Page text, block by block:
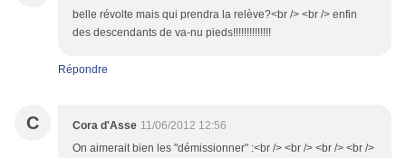
belle révolte mais qui prendra la relève?<br /> <br /> enfin
des descendants de va-nu pieds!!!!!!!!!!!!!!
Répondre
C Cora d'Asse 11/06/2012 12:56
On aimerait bien les "démissionner" :<br /> <br /> <br /> <br />